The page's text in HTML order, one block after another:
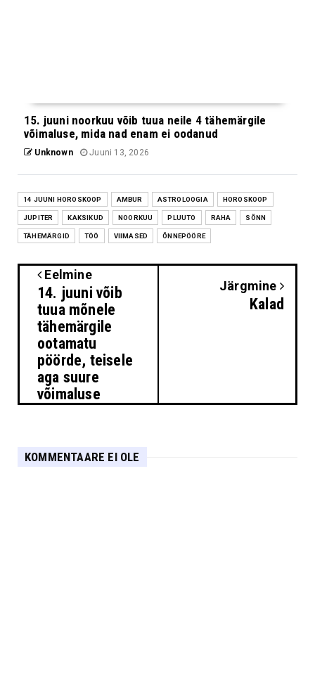
15. juuni noorkuu võib tuua neile 4 tähemärgile
võimaluse, mida nad enam ei oodanud
Unknown Juuni 13, 2026
14 JUUNI HOROSKOOP AMBUR ASTROLOOGIA HOROSKOOP
JUPITER KAKSIKUD NOORKUU PLUUTO RAHA SÕNN
TÄHEMÄRGID TÖÖ VIIMASED ÕNNEPÖÖRE
Eelmine
14. juuni võib
tuua mõnele
tähemärgile
ootamatu
pöörde, teisele
aga suure
võimaluse
Järgmine
Kalad
KOMMENTAARE EI OLE